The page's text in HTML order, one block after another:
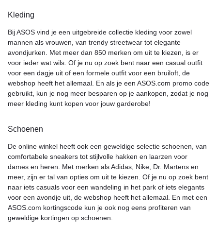
Kleding
Bij ASOS vind je een uitgebreide collectie kleding voor zowel
mannen als vrouwen, van trendy streetwear tot elegante
avondjurken. Met meer dan 850 merken om uit te kiezen, is er
voor ieder wat wils. Of je nu op zoek bent naar een casual outfit
voor een dagje uit of een formele outfit voor een bruiloft, de
webshop heeft het allemaal. En als je een ASOS.com promo code
gebruikt, kun je nog meer besparen op je aankopen, zodat je nog
meer kleding kunt kopen voor jouw garderobe!
Schoenen
De online winkel heeft ook een geweldige selectie schoenen, van
comfortabele sneakers tot stijlvolle hakken en laarzen voor
dames en heren. Met merken als Adidas, Nike, Dr. Martens en
meer, zijn er tal van opties om uit te kiezen. Of je nu op zoek bent
naar iets casuals voor een wandeling in het park of iets elegants
voor een avondje uit, de webshop heeft het allemaal. En met een
ASOS.com kortingscode kun je ook nog eens profiteren van
geweldige kortingen op schoenen.